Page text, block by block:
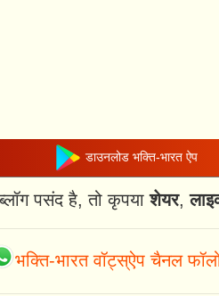
डाउनलोड भक्ति-भारत ऐप
पसंद है, तो कृपयाशेयर,
भक्ति-भारत वॉट्स्ऐप चैनल